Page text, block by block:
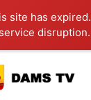
site has expired.
disruption.